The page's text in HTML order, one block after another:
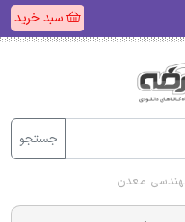
سبد خرید
جستجو
معدن